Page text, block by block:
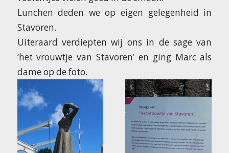
Lunchen deden we op eigen gelegenheid in
Stavoren.
Uiteraard verdiepten wij ons in de sage van
‘het vrouwtje van Stavoren’ en ging Marc als
dame op de foto.